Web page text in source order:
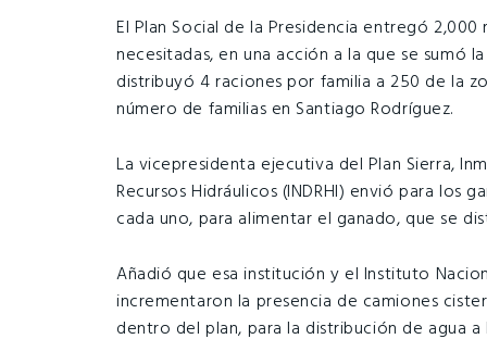
El Plan Social de la Presidencia entregó
necesitadas, en una acción a la que se sumó
distribuyó 4 raciones por familia a 250 de la
número de familias en Santiago Rodríguez.
La vicepresidenta ejecutiva del Plan Sierra,
Recursos Hidráulicos (INDRHI) envió para los
cada uno, para alimentar el ganado, que se
Añadió que esa institución y el Instituto
incrementaron la presencia de camiones
dentro del plan, para la distribución de agua